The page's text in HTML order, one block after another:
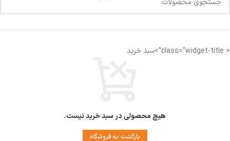
< class="widget-title">سبد خرید
هیچ محصولی در سبد خرید نیست.
بازگشت به فروشگاه